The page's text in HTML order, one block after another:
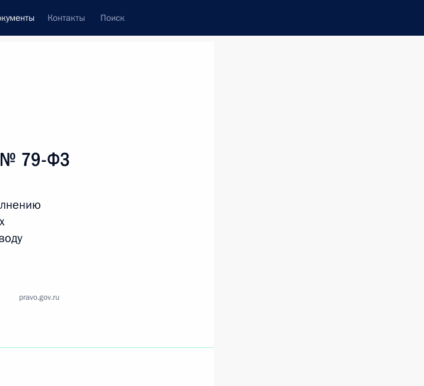
Контакты Поиск
№ 79-ФЗ
pravo.gov.ru